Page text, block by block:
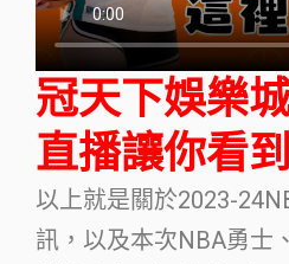
冠天下娛樂
直播讓你看
以上就是關於2023-
訊，以及本次NBA勇士